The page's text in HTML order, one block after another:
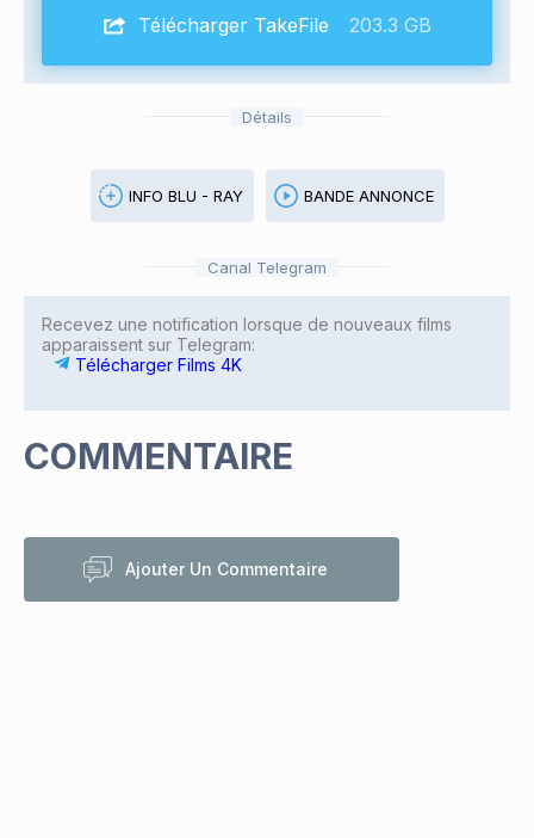
Télécharger TakeFile 203.3 GB
Détails
INFO BLU - RAY BANDE ANNONCE
Canal Telegram
Recevez une notification lorsque de nouveaux films
apparaissent sur Telegram:
Télécharger Films 4K
COMMENTAIRE
Ajouter Un Commentaire